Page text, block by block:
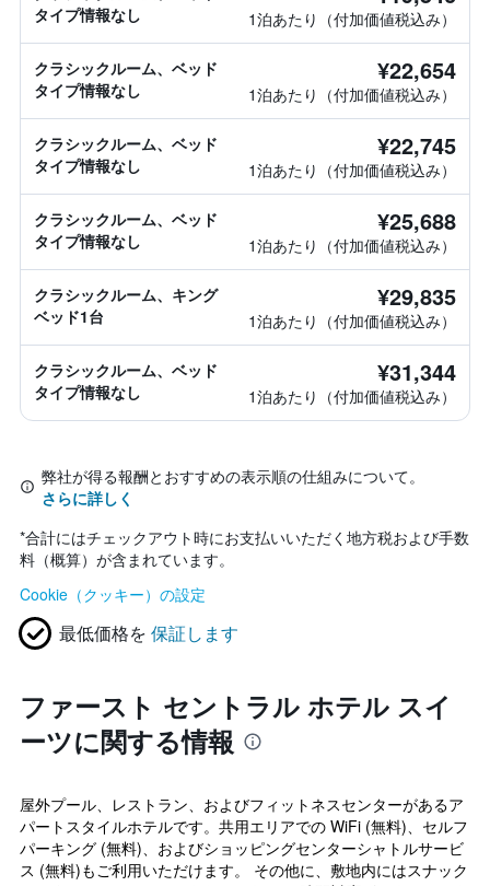
タイプ情報なし
1泊あたり（付加価値税込み）
クラシックルーム、ベッド
タイプ情報なし
¥22,654
1泊あたり（付加価値税込み）
クラシックルーム、ベッド
タイプ情報なし
¥22,745
1泊あたり（付加価値税込み）
クラシックルーム、ベッド
タイプ情報なし
¥25,688
1泊あたり（付加価値税込み）
クラシックルーム、キング
ベッド1台
¥29,835
1泊あたり（付加価値税込み）
クラシックルーム、ベッド
タイプ情報なし
¥31,344
1泊あたり（付加価値税込み）
弊社が得る報酬とおすすめの表示順の仕組みについて。
さらに詳しく
*合計にはチェックアウト時にお支払いいただく地方税および手数
料（概算）が含まれています。
Cookie（クッキー）の設定
最低価格を 保証します
ファースト セントラル ホテル スイ
ーツに関する情報
屋外プール、レストラン、およびフィットネスセンターがあるア
パートスタイルホテルです。共用エリアでの WiFi (無料)、セルフ
パーキング (無料)、およびショッピングセンターシャトルサービ
ス (無料)もご利用いただけます。 その他に、敷地内にはスナック